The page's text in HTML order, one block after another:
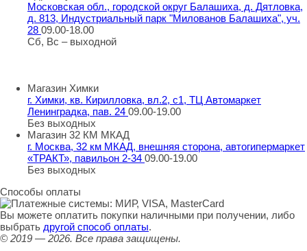
Московская обл., городской округ Балашиха, д. Дятловка,
д. 813, Индустриальный парк "Милованов Балашиха", уч.
28 09.00-18.00
Сб, Вс – выходной
Магазин Химки
г. Химки, кв. Кирилловка, вл.2, с1, ТЦ Автомаркет
Ленинградка, пав. 24 09.00-19.00
Без выходных
Магазин 32 КМ МКАД
г. Москва, 32 км МКАД, внешняя сторона, автогипермаркет
«ТРАКТ», павильон 2-34 09.00-19.00
Без выходных
Способы оплаты
Вы можете оплатить покупки наличными при получении, либо
выбрать другой способ оплаты.
© 2019 — 2026. Все права защищены.